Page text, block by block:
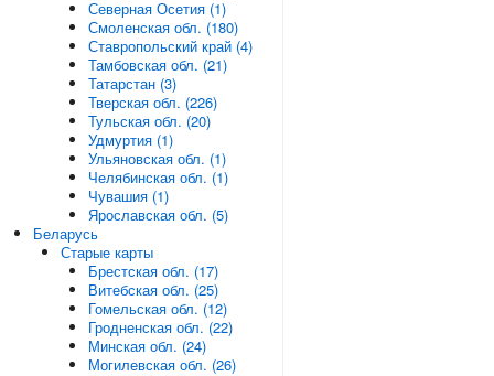
Северная Осетия (1)
Смоленская обл. (180)
Ставропольский край (4)
Тамбовская обл. (21)
Татарстан (3)
Тверская обл. (226)
Тульская обл. (20)
Удмуртия (1)
Ульяновская обл. (1)
Челябинская обл. (1)
Чувашия (1)
Ярославская обл. (5)
Беларусь
Старые карты
Брестская обл. (17)
Витебская обл. (25)
Гомельская обл. (12)
Гродненская обл. (22)
Минская обл. (24)
Могилевская обл. (26)